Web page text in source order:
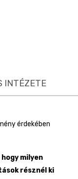
INTÉZETE
3-7.
155.
érdekében
milyen
résznél ki